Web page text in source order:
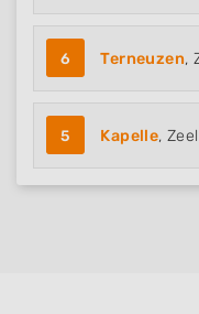
6 Terneuzen,
5 Kapelle,